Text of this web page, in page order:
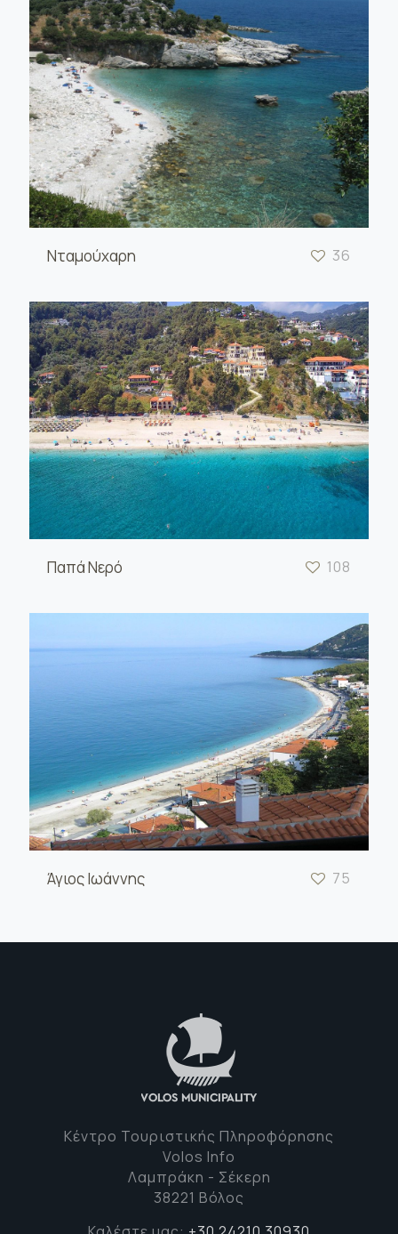
Νταμούχαρη 36
Παπά Νερό 108
Άγιος Ιωάννης 75
Κέντρο Τουριστικής Πληροφόρησης
Volos Info
Λαμπράκη - Σέκερη
38221 Βόλος